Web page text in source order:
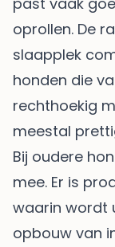
oprollen. De
slaapplek
honden die
rechthoekig
meestal
Bij oudere
mee. Er is
waarin wordt
opbouw van